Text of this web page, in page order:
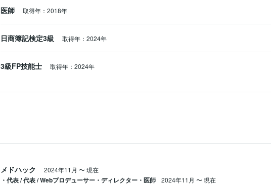
医師 取得年：2018年
日商簿記検定3級 取得年：2024年
3級FP技能士 取得年：2024年
メドハック 2024年11月 〜現在
・代表 / 代表 / Webプロデューサー・ディレクター・医師 2024年11月 〜現在